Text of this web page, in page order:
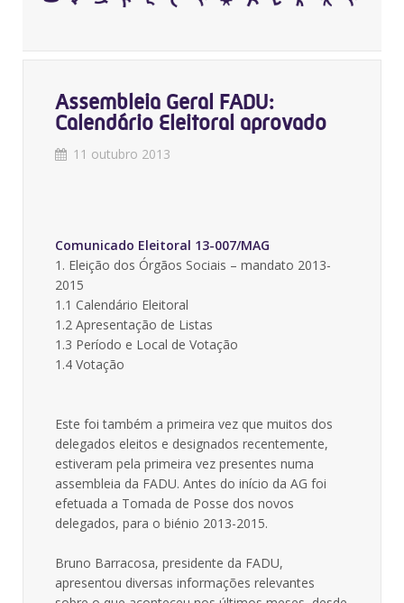
Assembleia Geral FADU:
Calendário Eleitoral aprovado
11 outubro 2013
Comunicado Eleitoral 13-007/MAG
1. Eleição dos Órgãos Sociais – mandato 2013-
2015
1.1 Calendário Eleitoral
1.2 Apresentação de Listas
1.3 Período e Local de Votação
1.4 Votação
Este foi também a primeira vez que muitos dos
delegados eleitos e designados recentemente,
estiveram pela primeira vez presentes numa
assembleia da FADU. Antes do início da AG foi
efetuada a Tomada de Posse dos novos
delegados, para o biénio 2013-2015.
Bruno Barracosa, presidente da FADU,
apresentou diversas informações relevantes